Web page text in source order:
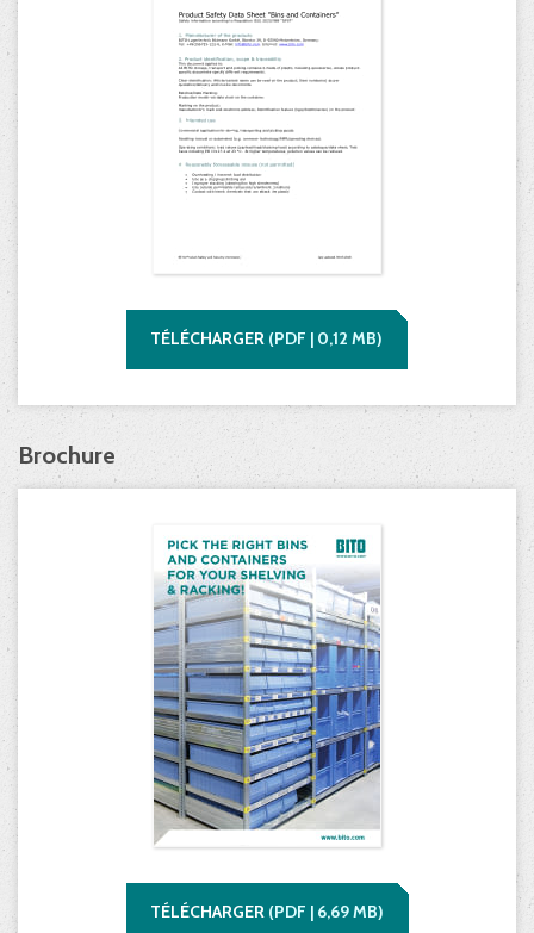
TÉLÉCHARGER (PDF | 0,12 MB)
Brochure
TÉLÉCHARGER (PDF | 6,69MB)